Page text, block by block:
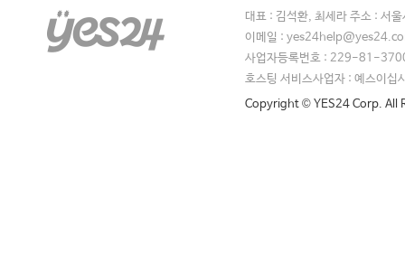
대표 : 김석환, 최세라 주소 : 서
이메일 :
사업자등록번호 : 229-81-
호스팅 서비스사업자 : 예스이십
Copyright © YES24 Corp. All